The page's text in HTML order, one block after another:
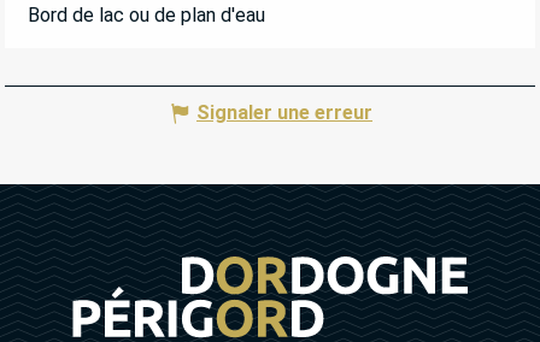
Bord de lac ou de plan d'eau
Signaler une erreur